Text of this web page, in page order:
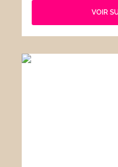
VOIR